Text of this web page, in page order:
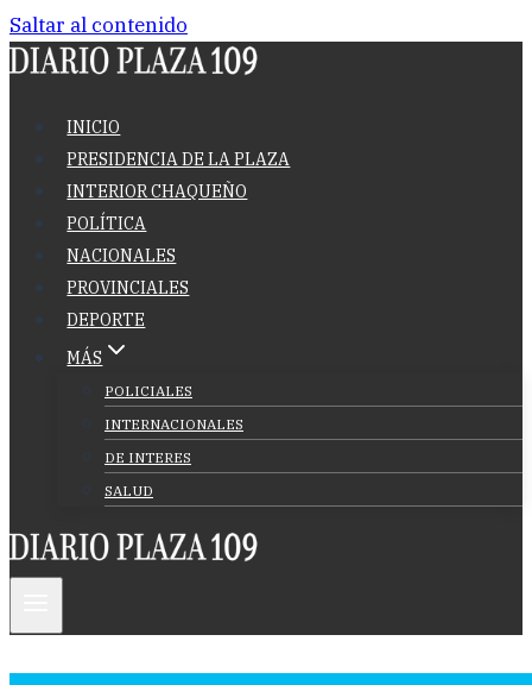
Saltar al contenido
INICIO
PRESIDENCIA DE LA PLAZA
INTERIOR CHAQUEÑO
POLÍTICA
NACIONALES
PROVINCIALES
DEPORTE
MÁS
POLICIALES
INTERNACIONALES
DE INTERES
SALUD